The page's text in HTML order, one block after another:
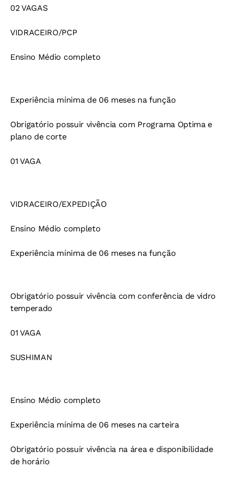
02 VAGAS
VIDRACEIRO/PCP
Ensino Médio completo
Experiência mínima de 06 meses na função
Obrigatório possuir vivência com Programa Optima e
plano de corte
01 VAGA
VIDRACEIRO/EXPEDIÇÃO
Ensino Médio completo
Experiência mínima de 06 meses na função
Obrigatório possuir vivência com conferência de vidro
temperado
01 VAGA
SUSHIMAN
Ensino Médio completo
Experiência mínima de 06 meses na carteira
Obrigatório possuir vivência na área e disponibilidade
de horário